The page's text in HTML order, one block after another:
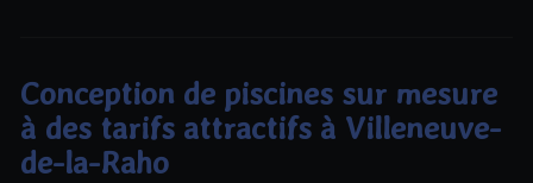
Conception de piscines sur mesure
à des tarifs attractifs à Villeneuve-
de-la-Raho